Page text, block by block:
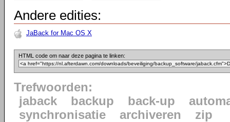
Andere edities:
JaBack for Mac OS X
HTML code om naar deze pagina te linken:
Trefwoorden:
jaback
backup back-up
synchronisatie
archiveren zip